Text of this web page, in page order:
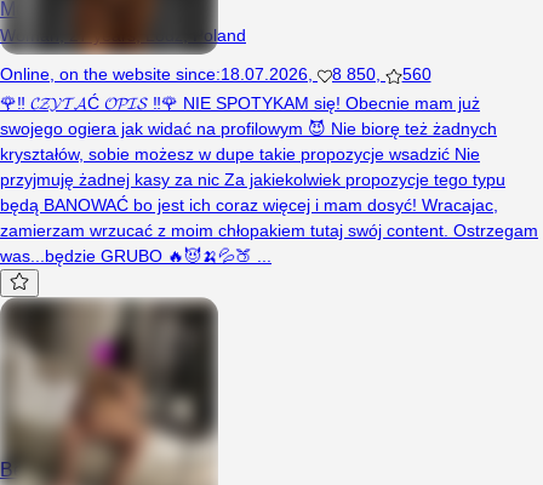
Moniaaxx69
Woman, 27 years, Łódź, Poland
Online on the website since:18.07.2026 8 850
560
🌹‼ 𝓒𝓩𝓨𝓣𝓐Ć 𝓞𝓟𝓘𝓢 ‼🌹 NIE SPOTYKAM się! Obecnie mam już
swojego ogiera jak widać na profilowym 😈 Nie biorę też żadnych
kryształów, sobie możesz w dupe takie propozycje wsadzić Nie
przyjmuję żadnej kasy za nic Za jakiekolwiek propozycje tego typu
będą BANOWAĆ bo jest ich coraz więcej i mam dosyć! Wracajac,
zamierzam wrzucać z moim chłopakiem tutaj swój content. Ostrzegam
was...będzie GRUBO 🔥😈🍌💦🍑 ...
BestParkaForFun